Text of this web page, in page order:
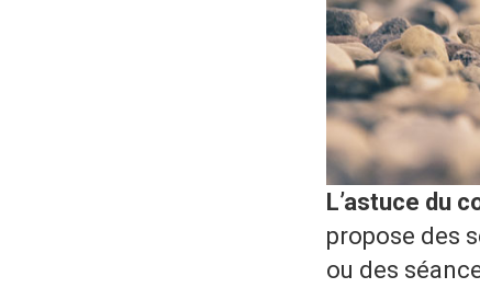
L’astuce du
propose des
ou des